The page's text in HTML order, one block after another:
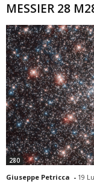
MESSIER 28
280
Giuseppe Petricca - 19